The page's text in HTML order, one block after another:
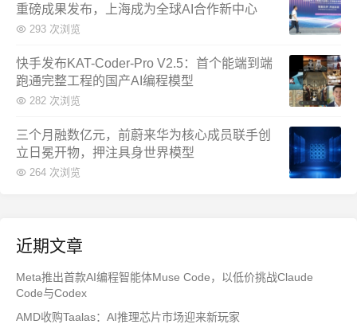
重磅成果发布，上海成为全球AI合作新中心
293 次浏览
快手发布KAT-Coder-Pro V2.5：首个能端到端
跑通完整工程的国产AI编程模型
282 次浏览
三个月融数亿元，前蔚来华为核心成员联手创
立日冕开物，押注具身世界模型
264 次浏览
近期文章
Meta推出首款AI编程智能体Muse Code，以低价挑战Claude
Code与Codex
AMD收购Taalas：AI推理芯片市场迎来新玩家